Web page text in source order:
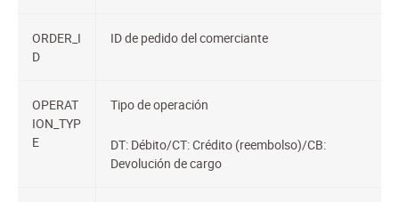
ORDER_I
D
ID de pedido del comerciante
OPERAT
ION_TYP
E
Tipo de operación
DT: Débito/CT: Crédito (reembolso)/CB:
Devolución de cargo